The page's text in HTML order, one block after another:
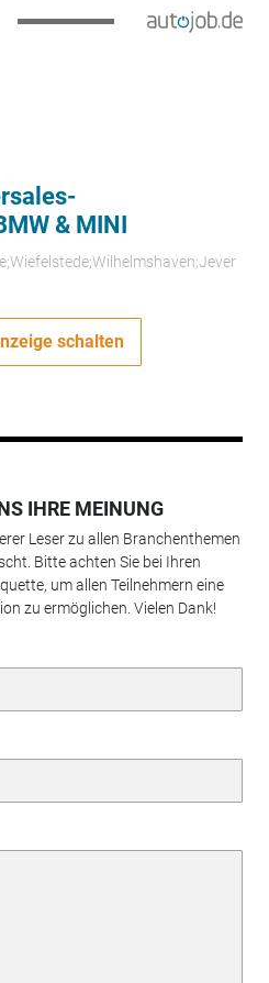
& MINI
schalten
IHRE MEINUNG
Leser zu allen Branchenthemen
Bitte achten Sie bei Ihren
um allen Teilnehmern eine
zu ermöglichen. Vielen Dank!